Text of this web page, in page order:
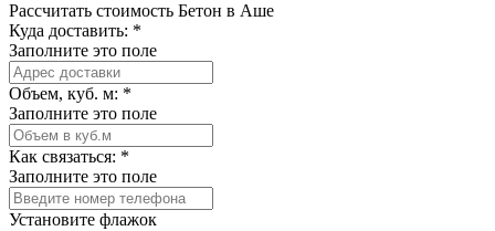
Рассчитать стоимость Бетон в Аше
Куда доставить: *
Заполните это поле
Объем, куб. м: *
Заполните это поле
Как связаться: *
Заполните это поле
Установите флажок